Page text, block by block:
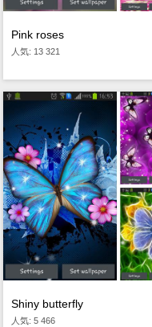
Pink roses
人気: 13 321
Shiny butterfly
人気: 5 466